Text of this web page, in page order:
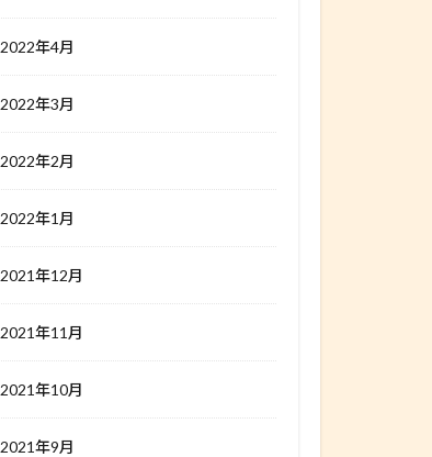
2022年4月
2022年3月
2022年2月
2022年1月
2021年12月
2021年11月
2021年10月
2021年9月